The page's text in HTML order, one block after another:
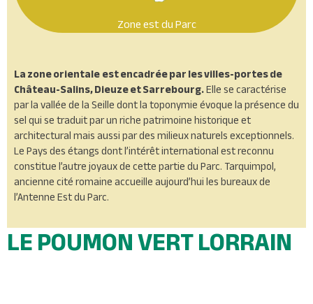
Zone est du Parc
La zone orientaleest encadrée par les villes-portes de
Château-Salins, Dieuze et Sarrebourg.Elle se caractérise
par la vallée de la Seille dont la toponymie évoque la présence du
sel qui se traduit par un riche patrimoine historique et
architectural mais aussi par des milieux naturels exceptionnels.
Le Pays des étangs dont l’intérêt international est reconnu
constitue l’autre joyaux de cette partie du Parc. Tarquimpol,
ancienne cité romaine accueille aujourd’hui les bureaux de
l’Antenne Est du Parc.
LE POUMON VERT LORRAIN